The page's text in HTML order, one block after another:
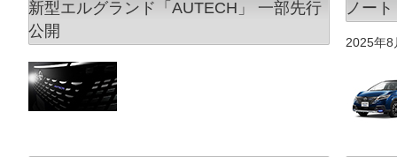
新型エルグランド「AUTECH」 一部先行
公開
ノー
2025年8